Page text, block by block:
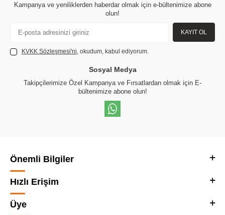
Kampanya ve yeniliklerden haberdar olmak için e-bültenimize abone
olun!
KAYIT OL
KVKK Sözleşmesi'ni, okudum, kabul ediyorum.
Sosyal Medya
Takipçilerimize Özel Kampanya ve Fırsatlardan olmak için E-
bültenimize abone olun!
Önemli Bilgiler
Hızlı Erişim
Üye